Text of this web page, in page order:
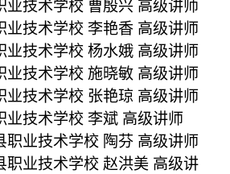
业技术学校 李艳香 高级讲师
业技术学校 杨水娥 高级讲师
业技术学校 施晓敏 高级讲师
业技术学校 张艳琼 高级讲师
业技术学校 李斌 高级讲师
职业技术学校 陶芬 高级讲师
职业技术学校 赵洪美 高级讲